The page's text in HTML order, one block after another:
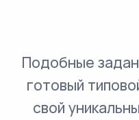
Подобные
готовый
свой